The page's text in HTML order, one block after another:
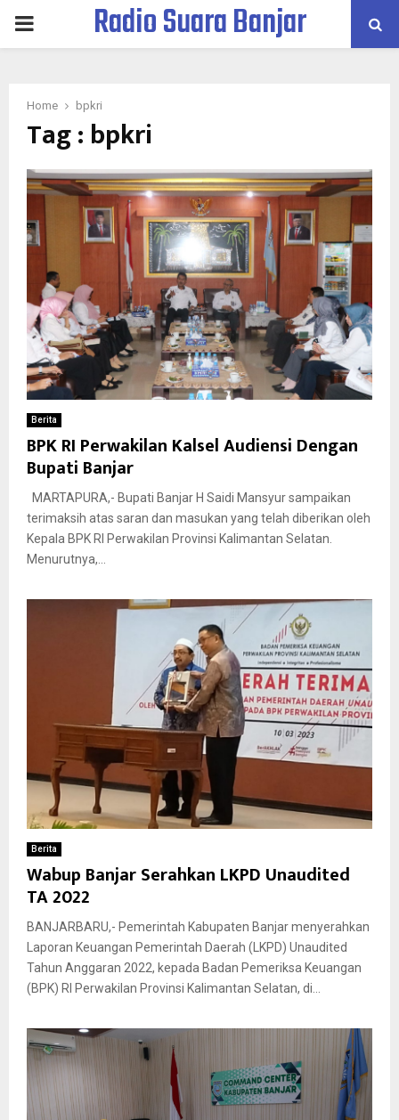
PRIMARYRadio Suara Banjar
Home bpkri
Tag : bpkri
Berita
BPK RI Perwakilan Kalsel Audiensi Dengan
Bupati Banjar
MARTAPURA,- Bupati Banjar H Saidi Mansyur sampaikan
terimaksih atas saran dan masukan yang telah diberikan oleh
Kepala BPK RI Perwakilan Provinsi Kalimantan Selatan.
Menurutnya,...
Berita
Wabup Banjar Serahkan LKPD Unaudited
TA 2022
BANJARBARU,- Pemerintah Kabupaten Banjar menyerahkan
Laporan Keuangan Pemerintah Daerah (LKPD) Unaudited
Tahun Anggaran 2022, kepada Badan Pemeriksa Keuangan
(BPK) RI Perwakilan Provinsi Kalimantan Selatan, di...